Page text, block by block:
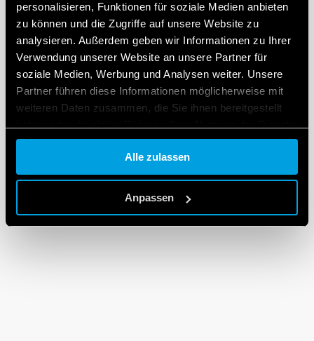
personalisieren, Funktionen für soziale Medien anbieten
zu können und die Zugriffe auf unsere Website zu
analysieren. Außerdem geben wir Informationen zu Ihrer
Verwendung unserer Website an unsere Partner für
soziale Medien, Werbung und Analysen weiter. Unsere
Partner führen diese Informationen möglicherweise mit
weiteren Daten zusammen, die Sie ihnen bereitgestellt
gesammelt haben.
Cookie policy.
Alle zulassen
Anpassen